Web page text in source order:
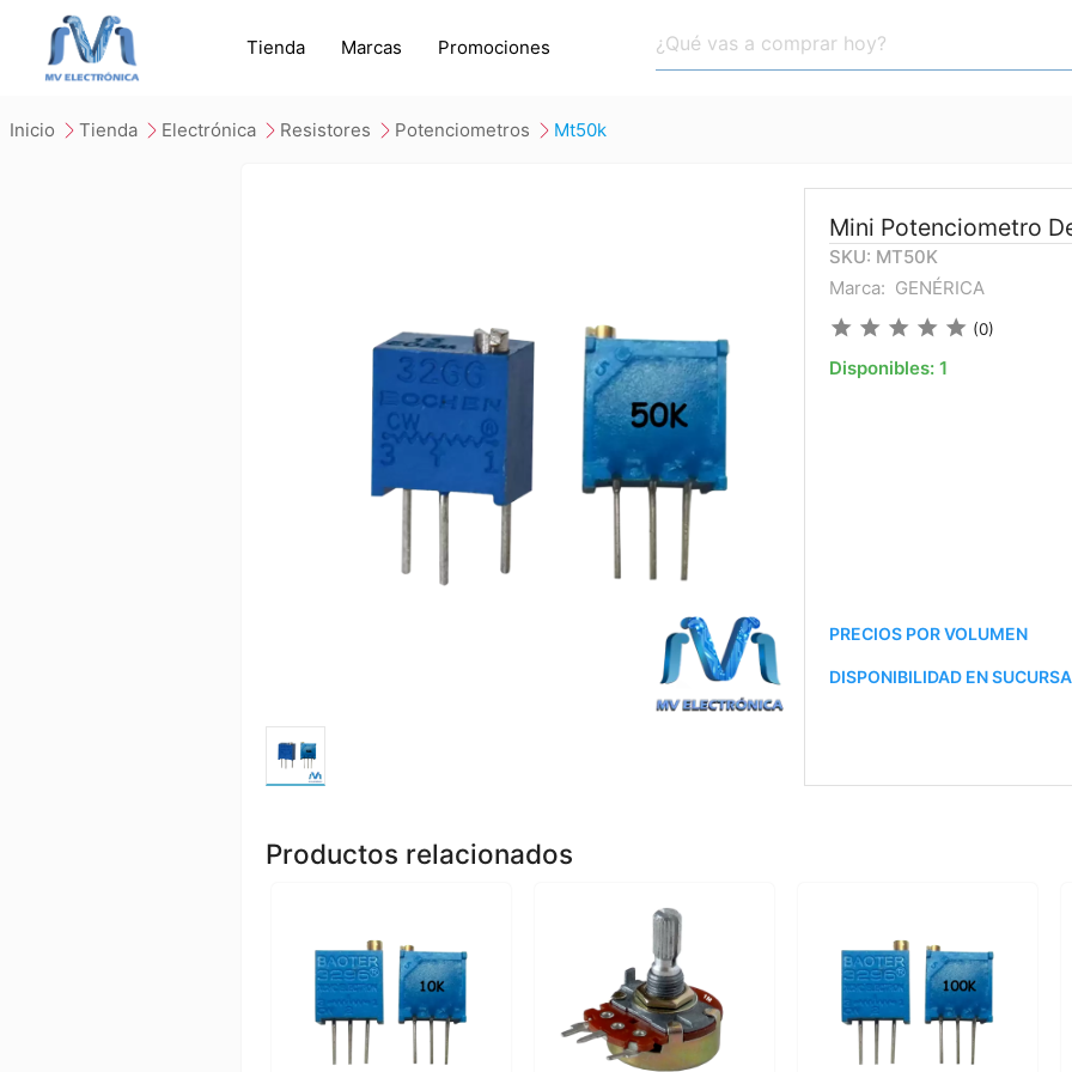
Tienda Marcas Promociones
inicio tienda electrónica resistores potenciometros mt50k
Mini Potenciometro
SKU: MT50K
Marca: GENÉRICA
star star star star star (0)
Disponibles: 1
PRECIOS POR VOLUMEN
DISPONIBILIDAD EN
Productos relacionados